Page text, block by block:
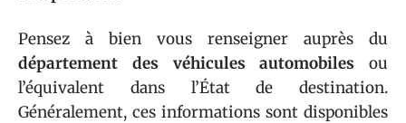
Pensez à bien vous renseigner auprès du
département des véhicules automobiles ou
l’équivalent dans l’État de destination.
Généralement, ces informations sont disponibles